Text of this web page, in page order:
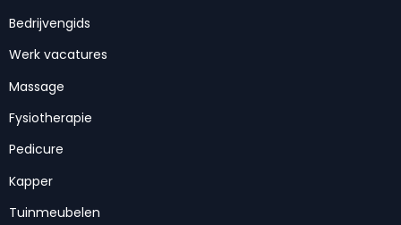
Bedrijvengids
Werk vacatures
Massage
Fysiotherapie
Pedicure
Kapper
Tuinmeubelen